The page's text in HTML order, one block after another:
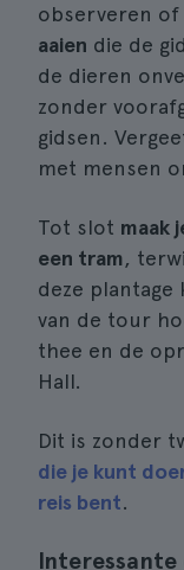
observeren of
aaien die de
de dieren
zonder
gidsen.
met mensen
Tot slot maak
een tram,
deze
van de tour
thee en de
Hall.
Dit is zonder
die je kunt
reis bent.
Interessante